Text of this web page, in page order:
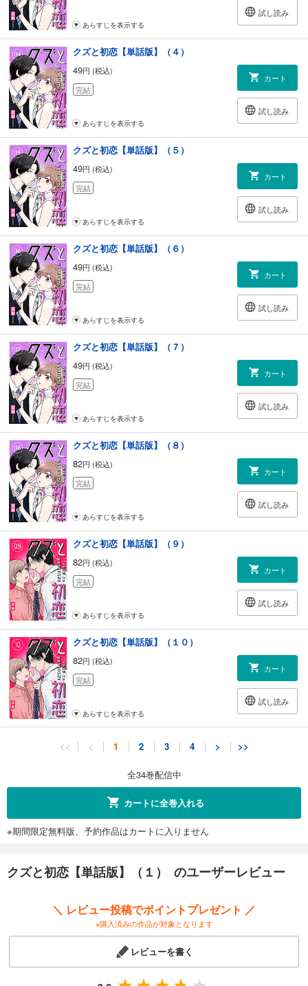
試し読み
あらすじを表示する
クズと初恋【単話版】（４）
49円 (税込)
完結
カート
試し読み
あらすじを表示する
クズと初恋【単話版】（５）
49円 (税込)
完結
カート
試し読み
あらすじを表示する
クズと初恋【単話版】（６）
49円 (税込)
完結
カート
試し読み
あらすじを表示する
クズと初恋【単話版】（７）
49円 (税込)
完結
カート
試し読み
あらすじを表示する
クズと初恋【単話版】（８）
82円 (税込)
完結
カート
試し読み
あらすじを表示する
クズと初恋【単話版】（９）
82円 (税込)
完結
カート
試し読み
あらすじを表示する
クズと初恋【単話版】（１０）
82円 (税込)
完結
カート
試し読み
あらすじを表示する
クズと初恋【単話版】（１１）
クズと初恋【単話版】（１２）
完結
あらすじを表示する
クズと初恋【単話版】（１３）
<< < 1 2 3 4 > >>
全34巻配信中
カートに全巻入れる
※期間限定無料版、予約作品はカートに入りません
クズと初恋【単話版】（１） のユーザーレビュー
＼ レビュー投稿でポイントプレゼント ／
※購入済みの作品が対象となります
レビューを書く